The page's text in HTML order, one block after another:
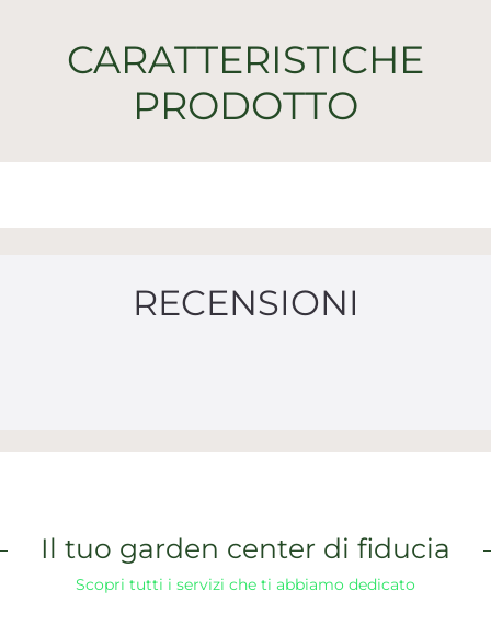
CARATTERISTICHE
PRODOTTO
RECENSIONI
Il tuo garden center di fiducia
Scopri tutti i servizi che ti abbiamo dedicato